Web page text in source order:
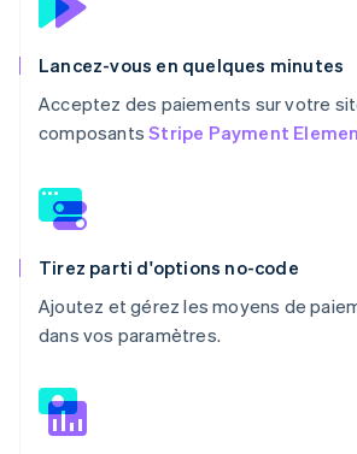
Lancez-vous en quelques minutes
Acceptez des paiements sur votre
composantsStripe Payment
Tirez parti d'options no-code
Ajoutez et gérez les moyens de
dans vos paramètres.